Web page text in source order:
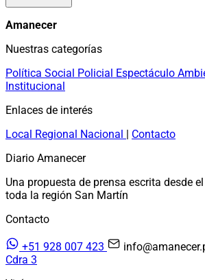
Amanecer
Nuestras categorías
Política Social Policial Espectáculo
Institucional
Enlaces de interés
Local Regional Nacional | Contacto
Diario Amanecer
Una propuesta de prensa escrita desde
toda la región San Martín
Contacto
+51 928 007 423
Cdra 3